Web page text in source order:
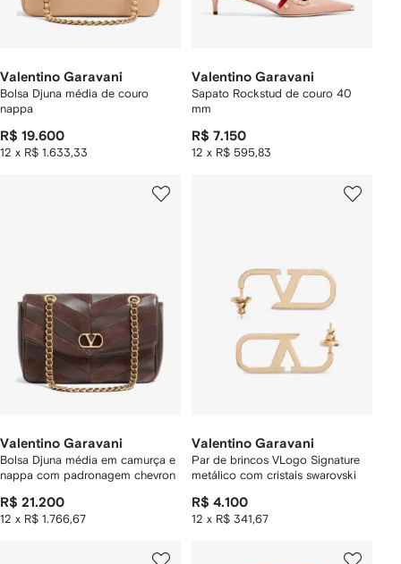
Valentino Garavani
Bolsa Djuna média de couro
nappa
R$ 19.600
12 x R$ 1.633,33
Valentino Garavani
Sapato Rockstud de couro 40
mm
R$ 7.150
12 x R$ 595,83
Valentino Garavani
Bolsa Djuna média em camurça e
nappa com padronagem chevron
R$ 21.200
12 x R$ 1.766,67
Valentino Garavani
Par de brincos VLogo Signature
metálico com cristais swarovski
R$ 4.100
12 x R$ 341,67